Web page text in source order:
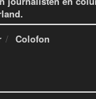
Colofon